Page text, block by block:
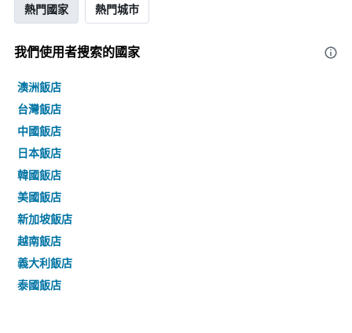
熱門國家 熱門城市
我們使用者搜索的國家
澳洲飯店
台灣飯店
中國飯店
日本飯店
韓國飯店
美國飯店
新加坡飯店
越南飯店
義大利飯店
泰國飯店